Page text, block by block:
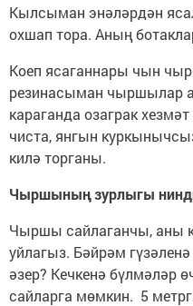
Кылсыман энәләрдән
охшап тора. Аның
Коеп ясаганнары чын
резинасыман чыршылар
караганда озаграк
чиста, янгын
килә торганы.
Чыршының зурлыгы
Чыршы сайлаганчы, аны
уйлагыз. Бәйрәм
әзер? Кечкенә бүлмәләр
сайларга мөмкин. 5